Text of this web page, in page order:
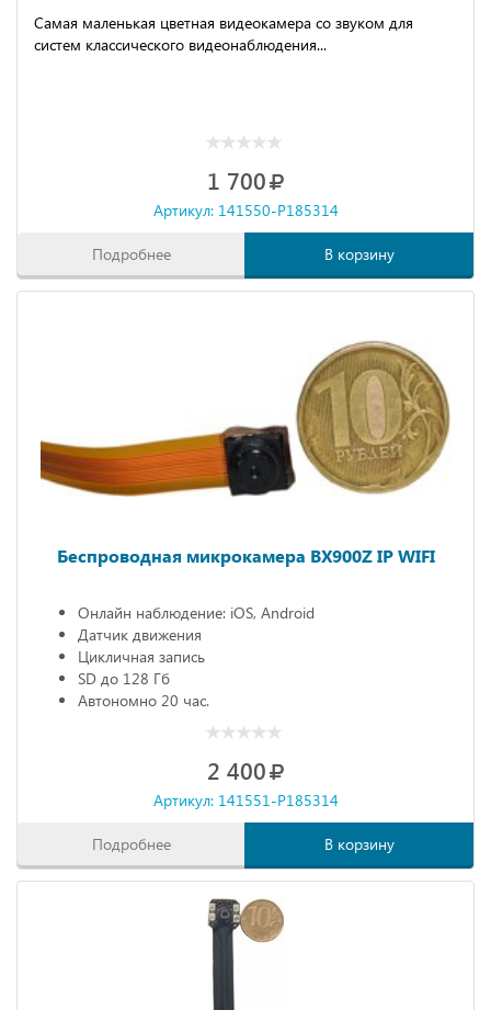
Самая маленькая цветная видеокамера со звуком для
систем классического видеонаблюдения...
1 700
Артикул: 141550-P185314
Подробнее В корзину
Беспроводная микрокамера BX900Z IP WIFI
Онлайн наблюдение: iOS, Android
Датчик движения
Цикличная запись
SD до 128 Гб
Автономно 20 час.
2 400
Артикул: 141551-P185314
Подробнее В корзину